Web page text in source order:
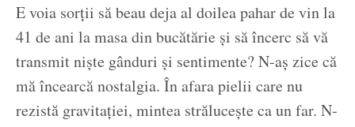
E voia sorții să beau deja al doilea pahar de vin la
41 de ani la masa din bucătărie și să încerc să vă
transmit niște gânduri și sentimente? N-aș zice că
mă încearcă nostalgia. În afara pielii care nu
rezistă gravitației, mintea strălucește ca un far. N-